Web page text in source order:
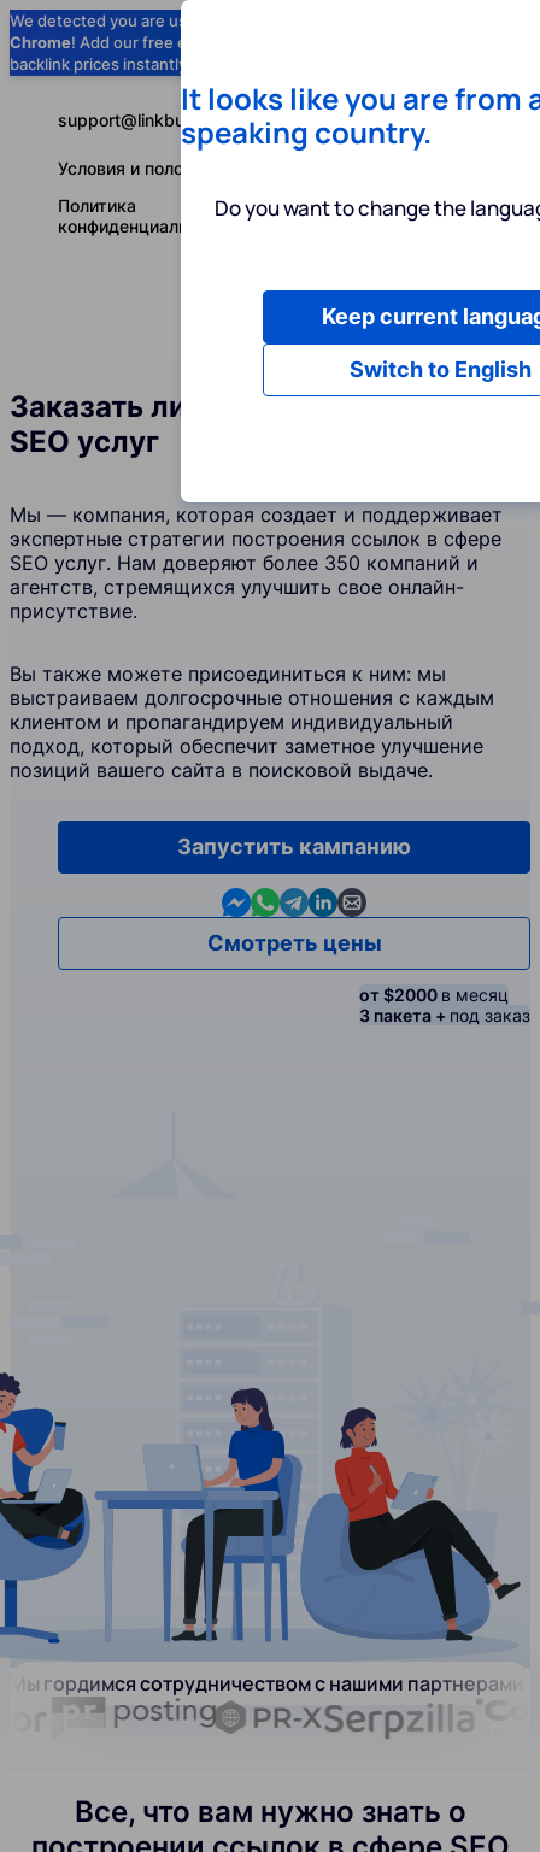
We detected you are using
Chrome! Add our free extension to check
backlink prices instantly as you browse.
Услуги
Русский
support@linkbuilder.com
Условия и положения
Политика
конфиденциальности
Заказать линкбилдинг в сфере
SEO услуг
Мы — компания, которая создает и поддерживает
экспертные стратегии построения ссылок в сфере
SEO услуг. Нам доверяют более 350 компаний и
агентств, стремящихся улучшить свое онлайн-
присутствие.
Вы также можете присоединиться к ним: мы
выстраиваем долгосрочные отношения с каждым
клиентом и пропагандируем индивидуальный
подход, который обеспечит заметное улучшение
позиций вашего сайта в поисковой выдаче.
Запустить кампанию
Contact us in Messenger
Contact us in WhatsApp
Contact us in Telegram
Contact us in Linkedin
Contact us by email
Смотреть цены
от $2000 в месяц
3 пакета + под заказ
Мы гордимся сотрудничеством с нашими партнерами:
Все, что вам нужно знать о
It looks like you are from
speaking country.
Do you want to change the
Switch to English
Keep current